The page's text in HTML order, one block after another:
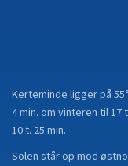
Kerteminde ligger på
4 min. om vinteren til
10 t. 25 min.
Solen står op mod